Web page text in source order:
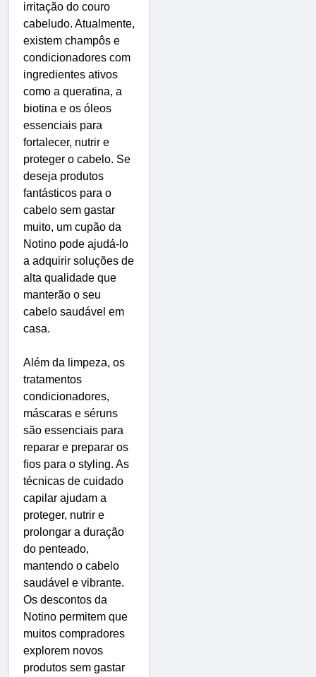
irritação do couro
cabeludo. Atualmente,
existem champôs e
condicionadores com
ingredientes ativos
como a queratina, a
biotina e os óleos
essenciais para
fortalecer, nutrir e
proteger o cabelo. Se
deseja produtos
fantásticos para o
cabelo sem gastar
muito, um cupão da
Notino pode ajudá-lo
a adquirir soluções de
alta qualidade que
manterão o seu
cabelo saudável em
casa.
Além da limpeza, os
tratamentos
condicionadores,
máscaras e séruns
são essenciais para
reparar e preparar os
fios para o styling. As
técnicas de cuidado
capilar ajudam a
proteger, nutrir e
prolongar a duração
do penteado,
mantendo o cabelo
saudável e vibrante.
Os descontos da
Notino permitem que
muitos compradores
explorem novos
produtos sem gastar